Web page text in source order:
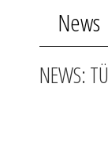
News
NEWS: